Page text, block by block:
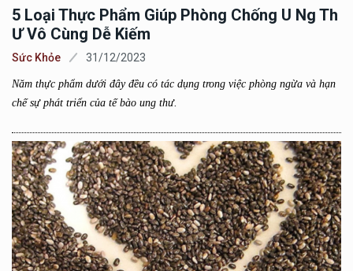
5 Loại Thực Phẩm Giúp Phòng Chống U Ng Th
Ư Vô Cùng Dễ Kiếm
Sức Khỏe 31/12/2023
Năm thực phẩm dưới đây đều có tác dụng trong việc phòng ngừa và hạn
chế sự phát triển của tế bào ung thư.